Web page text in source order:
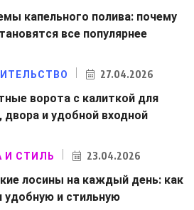
капельного полива: почему
все популярнее
27.04.2026
ворота с калиткой для
двора и удобной входной
И СТИЛЬ 23.04.2026
лосины на каждый день: как
удобную и стильную